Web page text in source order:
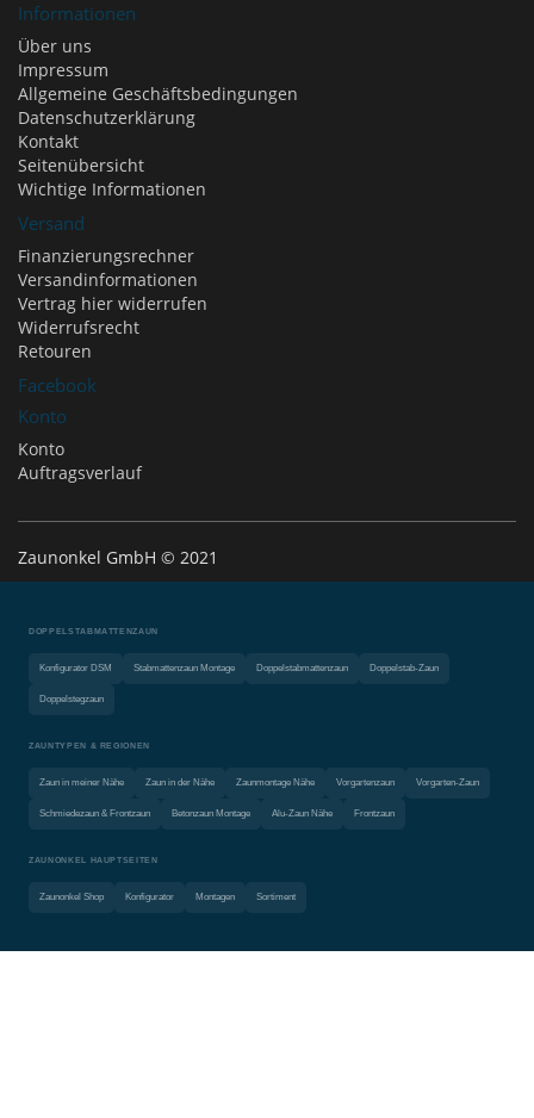
Informationen
Über uns
Impressum
Allgemeine Geschäftsbedingungen
Datenschutzerklärung
Kontakt
Seitenübersicht
Wichtige Informationen
Versand
Finanzierungsrechner
Versandinformationen
Vertrag hier widerrufen
Widerrufsrecht
Retouren
Facebook
Konto
Konto
Auftragsverlauf
Zaunonkel GmbH © 2021
DOPPELSTABMATTENZAUN
Konfigurator DSM Stabmattenzaun Montage Doppelstabmattenzaun Doppelstab-Zaun
Doppelstegzaun
ZAUNTYPEN & REGIONEN
Zaun in meiner Nähe Zaun in der Nähe Zaunmontage Nähe Vorgartenzaun Vorgarten-Zaun
Schmiedezaun & Frontzaun Betonzaun Montage Alu-Zaun Nähe Frontzaun
ZAUNONKEL HAUPTSEITEN
Zaunonkel Shop Konfigurator Montagen Sortiment